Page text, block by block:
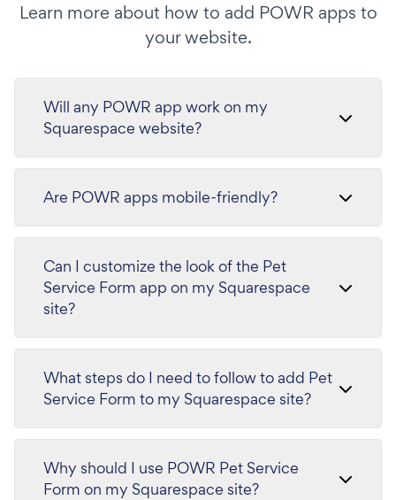
Learn more about how to add POWR apps to
your website.
Will any POWR app work on my
Squarespace website?
Are POWR apps mobile-friendly?
Can I customize the look of the Pet
Service Form app on my Squarespace
site?
What steps do I need to follow to add Pet
Service Form to my Squarespace site?
Why should I use POWR Pet Service
Form on my Squarespace site?